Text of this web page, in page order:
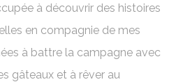
à découvrir des histoires
en compagnie de mes
à battre la campagne avec
gâteaux et à rêver au